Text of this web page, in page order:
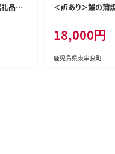
品な
＜訳あり＞鰻の蒲
椒付) うなぎ ウナギ
蒲焼 蒲焼き たれ
るさと 人気 支援 【
18,000円
鹿児島県東串良町